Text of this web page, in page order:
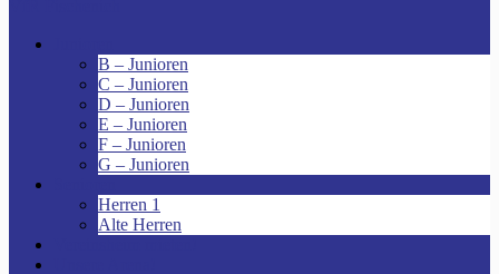
B – Junioren
C – Junioren
D – Junioren
E – Junioren
F – Junioren
G – Junioren
Herren 1
Alte Herren